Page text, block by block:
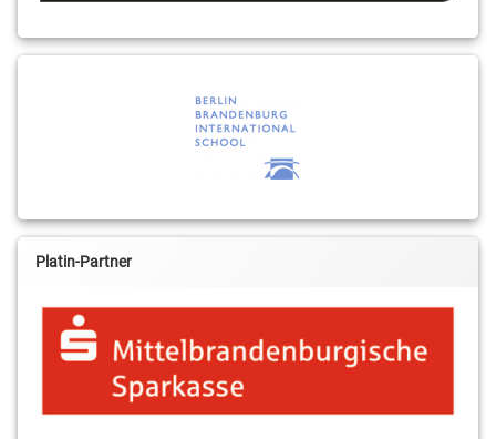
Platin-Partner